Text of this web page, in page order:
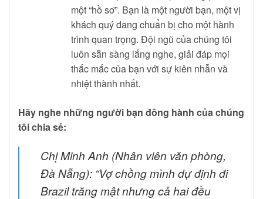
một “hồ sơ”. Bạn là một người bạn, một vị
khách quý đang chuẩn bị cho một hành
trình quan trọng. Đội ngũ của chúng tôi
luôn sẵn sàng lắng nghe, giải đáp mọi
thắc mắc của bạn với sự kiên nhẫn và
nhiệt thành nhất.
Hãy nghe những người bạn đồng hành của chúng
tôi chia sẻ:
Chị Minh Anh (Nhân viên văn phòng,
Đà Nẵng): “Vợ chồng mình dự định đi
Brazil trăng mật nhưng cả hai đều